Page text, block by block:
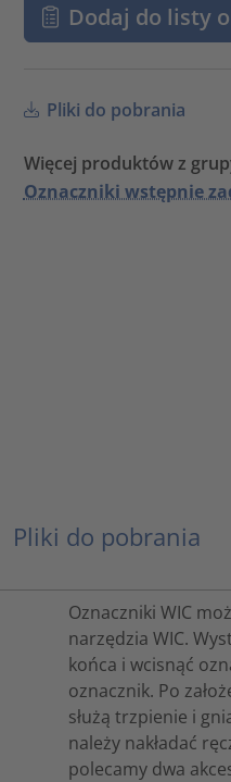
Dodaj do listy
Pliki do pobrania
Więcej produktów z
Oznaczniki wstępnie
Pliki do pobrania
Oznaczniki WIC
narzędzia WIC.
końca i wcisnąć
oznacznik. Po
służą trzpienie i
należy nakładać
polecamy dwa